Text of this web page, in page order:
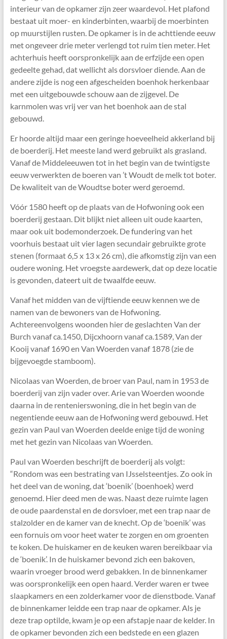
interieur van de opkamer zijn zeer waardevol. Het plafond
bestaat uit moer- en kinderbinten, waarbij de moerbinten
op muurstijlen rusten. De opkamer is in de achttiende eeuw
met ongeveer drie meter verlengd tot ruim tien meter. Het
achterhuis heeft oorspronkelijk aan de erfzijde een open
gedeelte gehad, dat wellicht als dorsvloer diende. Aan de
andere zijde is nog een afgescheiden boenhok herkenbaar
met een uitgebouwde schouw aan de zijgevel. De
karnmolen was vrij ver van het boenhok aan de stal
gebouwd.
Er hoorde altijd maar een geringe hoeveelheid akkerland bij
de boerderij. Het meeste land werd gebruikt als grasland.
Vanaf de Middeleeuwen tot in het begin van de twintigste
eeuw verwerkten de boeren van ’t Woudt de melk tot boter.
De kwaliteit van de Woudtse boter werd geroemd.
Vóór 1580 heeft op de plaats van de Hofwoning ook een
boerderij gestaan. Dit blijkt niet alleen uit oude kaarten,
maar ook uit bodemonderzoek. De fundering van het
voorhuis bestaat uit vier lagen secundair gebruikte grote
stenen (formaat 6,5 x 13 x 26 cm), die afkomstig zijn van een
oudere woning. Het vroegste aardewerk, dat op deze locatie
is gevonden, dateert uit de twaalfde eeuw.
Vanaf het midden van de vijftiende eeuw kennen we de
namen van de bewoners van de Hofwoning.
Achtereenvolgens woonden hier de geslachten Van der
Burch vanaf ca.1450, Dijcxhoorn vanaf ca.1589, Van der
Kooij vanaf 1690 en Van Woerden vanaf 1878 (zie de
bijgevoegde stamboom).
Nicolaas van Woerden, de broer van Paul, nam in 1953 de
boerderij van zijn vader over. Arie van Woerden woonde
daarna in de rentenierswoning, die in het begin van de
negentiende eeuw aan de Hofwoning werd gebouwd. Het
gezin van Paul van Woerden deelde enige tijd de woning
met het gezin van Nicolaas van Woerden.
Paul van Woerden beschrijft de boerderij als volgt:
“Rondom was een bestrating van IJsselsteentjes. Zo ook in
het deel van de woning, dat ‘boenik’ (boenhoek) werd
genoemd. Hier deed men de was. Naast deze ruimte lagen
de oude paardenstal en de dorsvloer, met een trap naar de
stalzolder en de kamer van de knecht. Op de ‘boenik’ was
een fornuis om voor heet water te zorgen en om groenten
te koken. De huiskamer en de keuken waren bereikbaar via
de ‘boenik’. In de huiskamer bevond zich een bakoven,
waarin vroeger brood werd gebakken. In de binnenkamer
was oorspronkelijk een open haard. Verder waren er twee
slaapkamers en een zolderkamer voor de dienstbode. Vanaf
de binnenkamer leidde een trap naar de opkamer. Als je
deze trap optilde, kwam je op een afstapje naar de kelder. In
de opkamer bevonden zich een bedstede en een glazen